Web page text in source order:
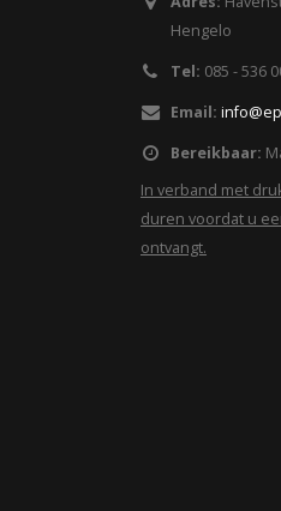
Hengelo
Tel: 085 - 536
Email:
Bereikbaar:
In verband met
duren voordat u
ontvangt.